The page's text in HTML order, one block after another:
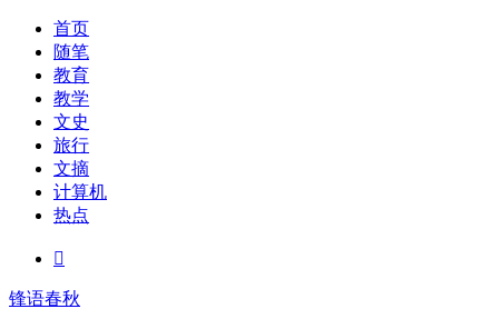
首页
随笔
教育
教学
文史
旅行
文摘
计算机
热点

锋语春秋